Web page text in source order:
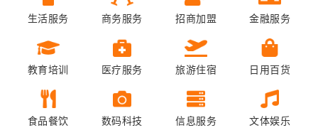
生活服务 商务服务 招商加盟 金融服务
教育培训 医疗服务 旅游住宿 日用百货
食品餐饮 数码科技 信息服务 文体娱乐